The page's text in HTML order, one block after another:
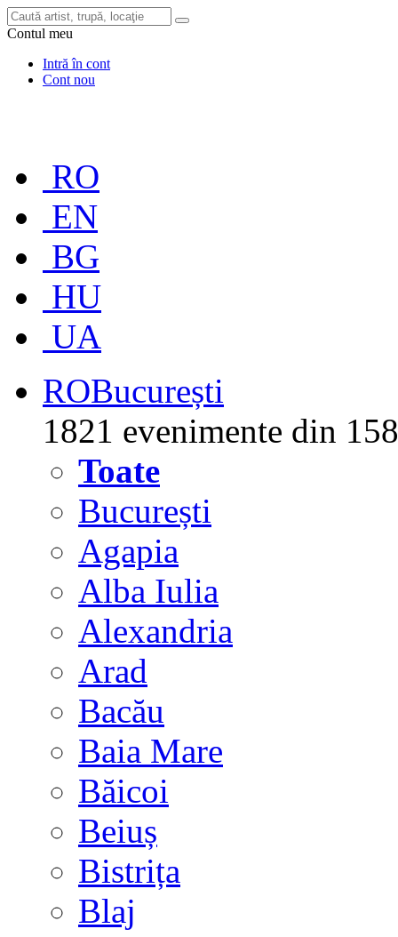
Contul meu
Intră în cont
Cont nou
RO
EN
BG
HU
UA
ROBucurești
1821 evenimente din
Toate
București
Agapia
Alba Iulia
Alexandria
Arad
Bacău
Baia Mare
Băicoi
Beiuș
Bistrița
Blaj